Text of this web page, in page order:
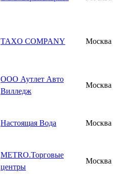
TAXO COMPANY Москва
ООО Аутлет Авто
Вилледж
Москва
Настоящая Вода Москва
METRO.Торговые
центры
Москва